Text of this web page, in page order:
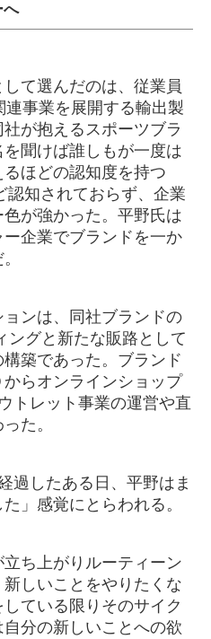
へ
て選んだのは、従業員
事業を展開する輸出製
が抱えるスポーツブラ
聞けば誰しもが一度は
ほどの認知度を持つ
認知されておらず、企業
が強かった。平野氏は
企業でブランドを一か
ンは、同社ブランドの
ングと新たな販路として
築であった。ブランド
らオンラインショップ
トレット事業の運営や直
た。
過したある日、平野はま
」感覚にとらわれる。
立ち上がりルーティーン
しいことをやりたくな
ている限りそのサイク
分の新しいことへの欲